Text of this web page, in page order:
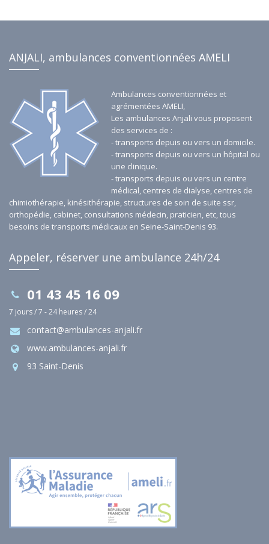
ANJALI, ambulances conventionnées AMELI
Ambulances conventionnées et
agrémentées AMELI,
Les ambulances Anjali vous proposent
des services de :
- transports depuis ou vers un domicile.
- transports depuis ou vers un hôpital ou
une clinique.
- transports depuis ou vers un centre
médical, centres de dialyse, centres de
chimiothérapie, kinésithérapie, structures de soin de suite ssr,
orthopédie, cabinet, consultations médecin, praticien, etc, tous
besoins de transports médicaux en Seine-Saint-Denis 93.
Appeler, réserver une ambulance 24h/24
01 43 45 16 09
7 jours / 7 - 24 heures / 24
contact@ambulances-anjali.fr
www.ambulances-anjali.fr
93 Saint-Denis